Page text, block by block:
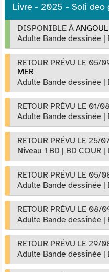
Livre - 2025 - Soli deo
DISPONIBLE À
Adulte Bande dessinée |
RETOUR PRÉVU LE 05/
MER
Adulte Bande dessinée |
RETOUR PRÉVU LE 01/
Adulte Bande dessinée |
RETOUR PRÉVU LE 25/
Niveau 1 BD | BD COUR |
RETOUR PRÉVU LE 05/
Adulte Bande dessinée |
RETOUR PRÉVU LE 08/
Adulte Bande dessinée |
RETOUR PRÉVU LE 29/
Adulte Bande dessinée |